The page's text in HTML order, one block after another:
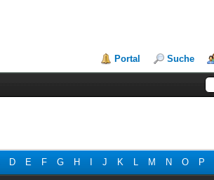
Portal Suche
D E F G H J K L M N O P